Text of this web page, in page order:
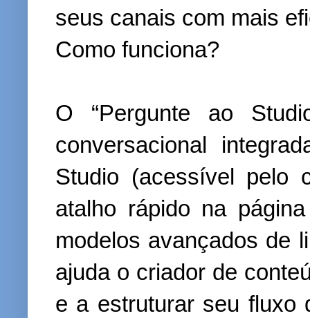
seus canais com mais
Como funciona?
O “Pergunte ao
conversacional
Studio (acessível pelo
atalho rápido na
modelos avançados de
ajuda o criador de
e a estruturar seu fluxo